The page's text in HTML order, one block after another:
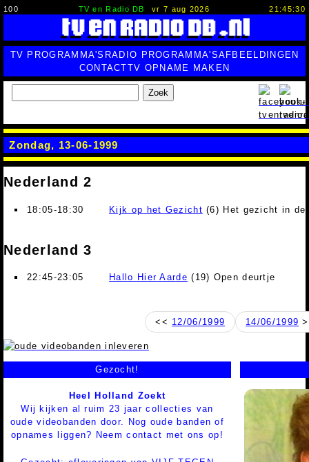
100 TV en Radio DB vr 7 aug 2026 21:45:31
TV PROGRAMMA'S RADIO PROGRAMMA'SAFBEELDINGEN
CONTACTTV OPNAME MAKEN
Zoek
Zondag, 13-06-1999
Nederland 2
18:05-18:30 Kijk op het Gezicht (6) Het gezicht in de
Nederland 3
22:45-23:05 Hallo Hier Aarde (19) Open deurtje
<< 12/06/1999 14/06/1999
Gezocht!
Heel Holland Zoekt
Wij kijken al ruim 23 jaar collecties van
oude videobanden door. Nog oude banden of
opnames liggen? Neem contact met ons op!